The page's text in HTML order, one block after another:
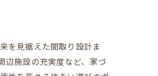
を見据えた間取り設計ま
辺施設の充実度など、家づ